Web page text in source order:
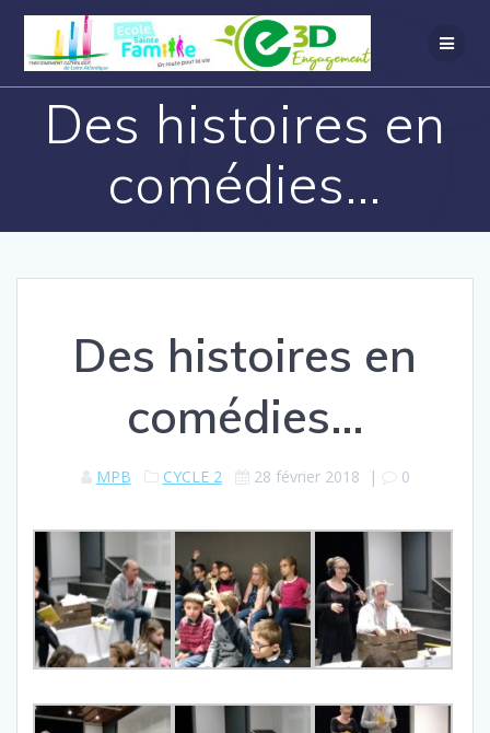
Des histoires en
comédies…
Des histoires en
comédies…
MPB CYCLE 2 28 février 2018 | 0